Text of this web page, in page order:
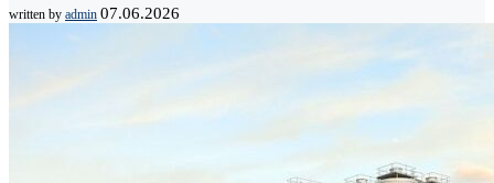
written by admin 07.06.2026